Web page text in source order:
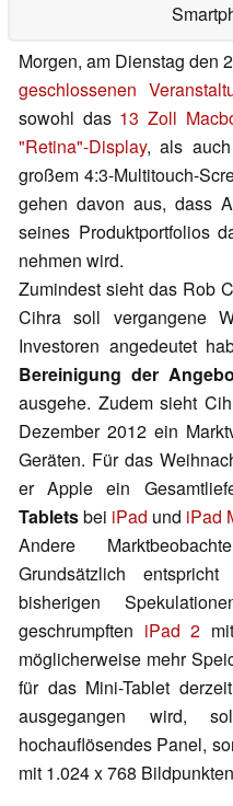
Morgen, am Dienstag den
geschlossenen
sowohl das 13 Zoll
"Retina"-Display, als
großem 4:3-Multitouch-
gehen davon aus, dass
seines Produktportfolios
nehmen wird.
Zumindest sieht das Rob
Cihra soll vergangene
Investoren angedeutet
Bereinigung der
ausgehe. Zudem sieht
Dezember 2012 ein
Geräten. Für das
er Apple ein
Tabletsbei iPad und iPad
Andere
Grundsätzlich
bisherigen
geschrumpften iPad 2
möglicherweise mehr
für das Mini-Tablet
ausgegangen wird,
hochauflösendes Panel,
mit 1.024 x 768